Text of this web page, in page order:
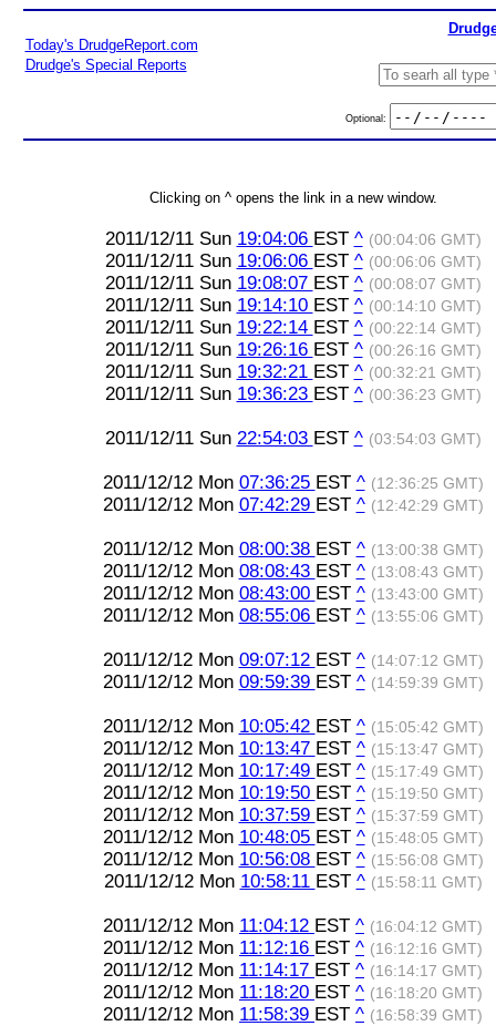
Today's DrudgeReport.com
Drudge's Special Reports
Optional:
Clicking on ^ opens the link in a new window.
2011/12/11 Sun 19:04:06 EST ^ (00:04:06 GMT)
2011/12/11 Sun 19:06:06 EST ^ (00:06:06 GMT)
2011/12/11 Sun 19:08:07 EST ^ (00:08:07 GMT)
2011/12/11 Sun 19:14:10 EST ^ (00:14:10 GMT)
2011/12/11 Sun 19:22:14 EST ^ (00:22:14 GMT)
2011/12/11 Sun 19:26:16 EST ^ (00:26:16 GMT)
2011/12/11 Sun 19:32:21 EST ^ (00:32:21 GMT)
2011/12/11 Sun 19:36:23 EST ^ (00:36:23 GMT)
2011/12/11 Sun 22:54:03 EST ^ (03:54:03 GMT)
2011/12/12 Mon 07:36:25 EST ^ (12:36:25 GMT)
2011/12/12 Mon 07:42:29 EST ^ (12:42:29 GMT)
2011/12/12 Mon 08:00:38 EST ^ (13:00:38 GMT)
2011/12/12 Mon 08:08:43 EST ^ (13:08:43 GMT)
2011/12/12 Mon 08:43:00 EST ^ (13:43:00 GMT)
2011/12/12 Mon 08:55:06 EST ^ (13:55:06 GMT)
2011/12/12 Mon 09:07:12 EST ^ (14:07:12 GMT)
2011/12/12 Mon 09:59:39 EST ^ (14:59:39 GMT)
2011/12/12 Mon 10:05:42 EST ^ (15:05:42 GMT)
2011/12/12 Mon 10:13:47 EST ^ (15:13:47 GMT)
2011/12/12 Mon 10:17:49 EST ^ (15:17:49 GMT)
2011/12/12 Mon 10:19:50 EST ^ (15:19:50 GMT)
2011/12/12 Mon 10:37:59 EST ^ (15:37:59 GMT)
2011/12/12 Mon 10:48:05 EST ^ (15:48:05 GMT)
2011/12/12 Mon 10:56:08 EST ^ (15:56:08 GMT)
2011/12/12 Mon 10:58:11 EST ^ (15:58:11 GMT)
2011/12/12 Mon 11:04:12 EST ^ (16:04:12 GMT)
2011/12/12 Mon 11:12:16 EST ^ (16:12:16 GMT)
2011/12/12 Mon 11:14:17 EST ^ (16:14:17 GMT)
2011/12/12 Mon 11:18:20 EST ^ (16:18:20 GMT)
2011/12/12 Mon 11:58:39 EST ^ (16:58:39 GMT)